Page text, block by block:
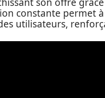
constante permet
utilisateurs,